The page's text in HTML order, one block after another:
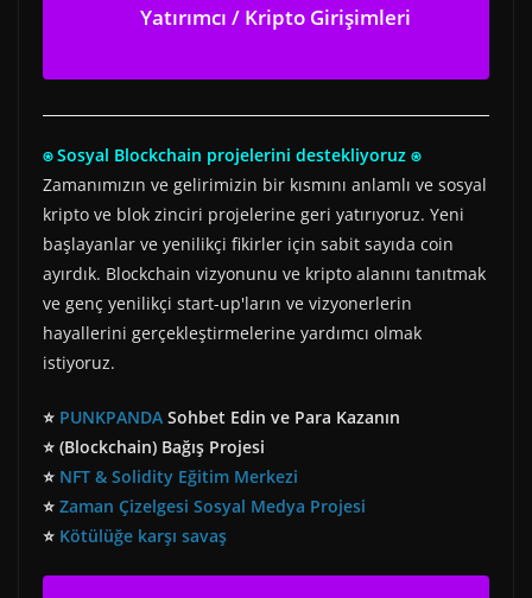
Yatırımcı / Kripto Girişimleri
⍟ Sosyal Blockchain projelerini destekliyoruz ⍟
Zamanımızın ve gelirimizin bir kısmını anlamlı ve sosyal
kripto ve blok zinciri projelerine geri yatırıyoruz. Yeni
başlayanlar ve yenilikçi fikirler için sabit sayıda coin
ayırdık. Blockchain vizyonunu ve kripto alanını tanıtmak
ve genç yenilikçi start-up'ların ve vizyonerlerin
hayallerini gerçekleştirmelerine yardımcı olmak
istiyoruz.
⭐ PUNKPANDA Sohbet Edin ve Para Kazanın
⭐ (Blockchain) Bağış Projesi
⭐ NFT & Solidity Eğitim Merkezi
⭐ Zaman Çizelgesi Sosyal Medya Projesi
⭐ Kötülüğe karşı savaş